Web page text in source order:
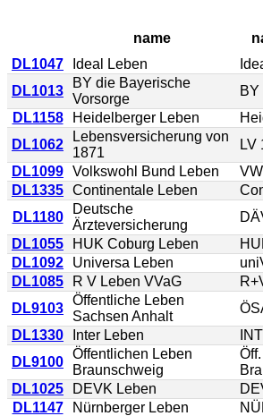
name
DL1047
Ideal Leben
DL1013
BY die Bayerische
Vorsorge
BY
DL1158
Heidelberger Leben
DL1062
Lebensversicherung von
1871
LV
DL1099 Volkswohl Bund Leben
DL1335 Continentale Leben
DL1180
Deutsche
Ärzteversicherung
DL1055
HUK Coburg Leben
DL1092
Universa Leben
DL1085
R V Leben VVaG
DL9103
Öffentliche Leben
Sachsen Anhalt
DL1330
Inter Leben
DL9100
Öffentlichen Leben
Braunschweig
Öff.
DL1025
DEVK Leben
DL1147
Nürnberger Leben